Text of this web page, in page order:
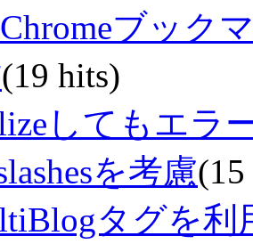
ブック
(19 hits)
してもエラ
を考慮
タグを利